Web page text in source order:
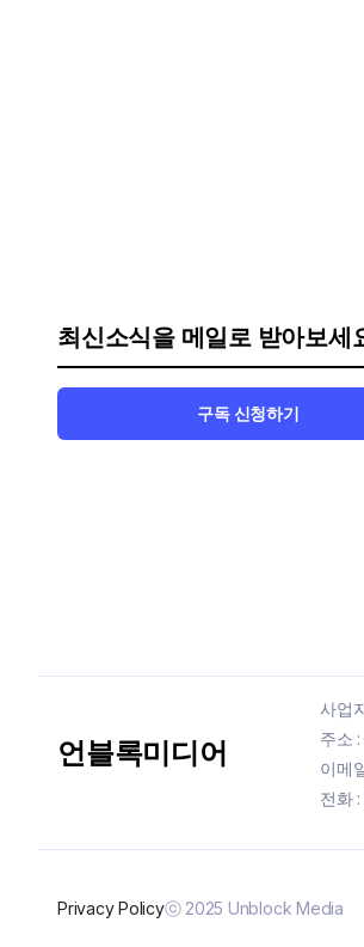
최신소식을 메일로 받아보세
구독 신청하기
언블록미디어
사업
주소
이메
전화
Privacy Policyⓒ 2025 Unblock Media